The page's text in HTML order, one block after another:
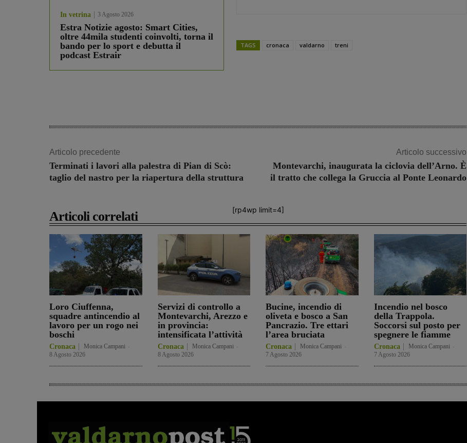
In vetrina 3 Agosto 2026
Estra Notizie agosto: Smart Cities,
oltre 44mila studenti coinvolti, torna il
bando per lo sport e debutta il
podcast Estrair
TAGS cronaca valdarno treni
Articolo precedente
Terminati i lavori alla palestra di Pian di Scò:
taglio del nastro per la riapertura della struttura
Articolo successivo
Montevarchi, inaugurata la ciclovia dell’Arno. È
il tratto che collega la Gruccia al Ponte Leonardo
[rp4wp limit=4]
Articoli correlati
Loro Ciuffenna,
squadre antincendio al
lavoro per un rogo nei
boschi
Cronaca Monica Campani
8 Agosto 2026
Servizi di controllo a
Montevarchi, Arezzo e
in provincia:
intensificata l’attività
Cronaca Monica Campani
8 Agosto 2026
Bucine, incendio di
oliveta e bosco a San
Pancrazio. Tre ettari
l’area bruciata
Cronaca Monica Campani
7 Agosto 2026
Incendio nel bosco
della Trappola.
Soccorsi sul posto per
spegnere le fiamme
Cronaca Monica Campani
7 Agosto 2026